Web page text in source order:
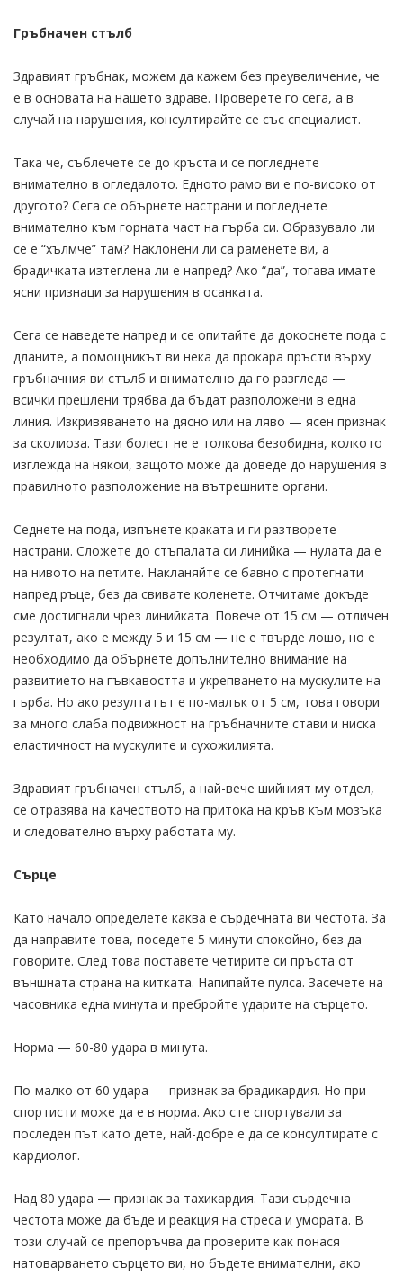
Гръбначен стълб
Здравият гръбнак, можем да кажем без преувеличение, че
е в основата на нашето здраве. Проверете го сега, а в
случай на нарушения, консултирайте се със специалист.
Така че, съблечете се до кръста и се погледнете
внимателно в огледалото. Едното рамо ви е по-високо от
другото? Сега се обърнете настрани и погледнете
внимателно към горната част на гърба си. Образувало ли
се е “хълмче” там? Наклонени ли са раменете ви, а
брадичката изтеглена ли е напред? Ако “да”, тогава имате
ясни признаци за нарушения в осанката.
Сега се наведете напред и се опитайте да докоснете пода с
дланите, а помощникът ви нека да прокара пръсти върху
гръбначния ви стълб и внимателно да го разгледа —
всички прешлени трябва да бъдат разположени в една
линия. Изкривяването на дясно или на ляво — ясен признак
за сколиоза. Тази болест не е толкова безобидна, колкото
изглежда на някои, защото може да доведе до нарушения в
правилното разположение на вътрешните органи.
Седнете на пода, изпънете краката и ги разтворете
настрани. Сложете до стъпалата си линийка — нулата да е
на нивото на петите. Накланяйте се бавно с протегнати
напред ръце, без да свивате коленете. Отчитаме докъде
сме достигнали чрез линийката. Повече от 15 см — отличен
резултат, ако е между 5 и 15 см — не е твърде лошо, но е
необходимо да обърнете допълнително внимание на
развитието на гъвкавостта и укрепването на мускулите на
гърба. Но ако резултатът е по-малък от 5 см, това говори
за много слаба подвижност на гръбначните стави и ниска
еластичност на мускулите и сухожилията.
Здравият гръбначен стълб, а най-вече шийният му отдел,
се отразява на качеството на притока на кръв към мозъка
и следователно върху работата му.
Сърце
Като начало определете каква е сърдечната ви честота. За
да направите това, поседете 5 минути спокойно, без да
говорите. След това поставете четирите си пръста от
външната страна на китката. Напипайте пулса. Засечете на
часовника една минута и пребройте ударите на сърцето.
Норма — 60-80 удара в минута.
По-малко от 60 удара — признак за брадикардия. Но при
спортисти може да е в норма. Ако сте спортували за
последен път като дете, най-добре е да се консултирате с
кардиолог.
Над 80 удара — признак за тахикардия. Тази сърдечна
честота може да бъде и реакция на стреса и умората. В
този случай се препоръчва да проверите как понася
натоварването сърцето ви, но бъдете внимателни, ако